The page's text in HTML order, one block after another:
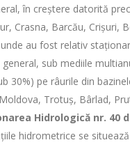
în creștere datorită
Crasna, Barcău, Crișuri,
au fost relativ
sub mediile
30%) pe râurile din
Trotuș, Bârlad,
Hidrologică nr. 40
hidrometrice se